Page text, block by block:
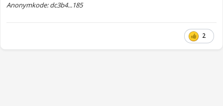
Anonymkode: dc3b4...185
2